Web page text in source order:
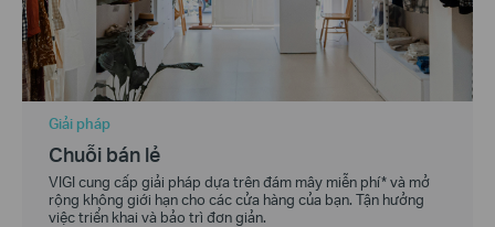
Giải pháp
Chuỗi bán lẻ
VIGI cung cấp giải pháp dựa trên đám mây miễn phí* và mở
rộng không giới hạn cho các cửa hàng của bạn. Tận hưởng
việc triển khai và bảo trì đơn giản.